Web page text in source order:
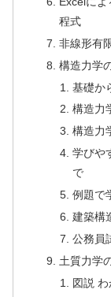
程式
非線形有
構造力学
基礎か
構造力
構造力
学びや
で
例題で
建築構
公務員
土質力学
図説